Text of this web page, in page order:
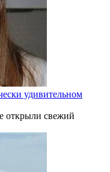
удивительном
открыли свежий